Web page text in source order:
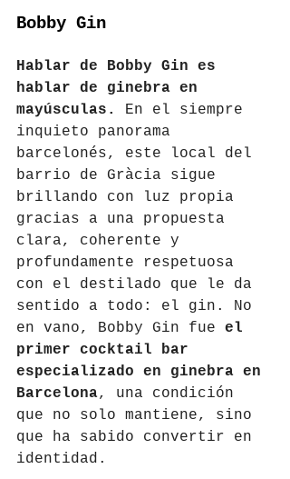
Bobby Gin
Hablar de Bobby Gin es
hablar de ginebra en
mayúsculas.
En el siempre
inquieto panorama
barcelonés, este local del
barrio de Gràcia sigue
brillando con luz propia
gracias a una propuesta
clara, coherente y
profundamente respetuosa
con el destilado que le da
sentido a todo: el gin. No
en vano, Bobby Gin fue el
primer cocktail bar
especializado en ginebra en
Barcelona, una condición
que no solo mantiene, sino
que ha sabido convertir en
identidad.